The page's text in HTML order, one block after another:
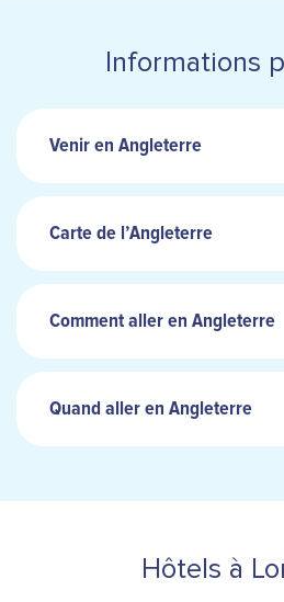
Informations
Venir en Angleterre
Carte de l’Angleterre
Comment aller en Angleterre
Quand aller en Angleterre
Hôtels à